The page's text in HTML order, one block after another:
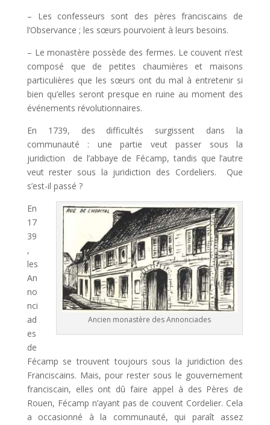
– Les confesseurs sont des pères franciscains de
l’Observance ; les sœurs pourvoient à leurs besoins.
– Le monastère possède des fermes. Le couvent n’est
composé que de petites chaumières et maisons
particulières que les sœurs ont du mal à entretenir si
bien qu’elles seront presque en ruine au moment des
événements révolutionnaires.
En 1739, des difficultés surgissent dans la
communauté : une partie veut passer sous la
juridiction de l’abbaye de Fécamp, tandis que l’autre
veut rester sous la juridiction des Cordeliers. Que
s’est-il passé ?
Ancien monastère des Annonciades
En
17
39
,
les
An
no
nci
ad
es
de
Fécamp se trouvent toujours sous la juridiction des
Franciscains. Mais, pour rester sous le gouvernement
franciscain, elles ont dû faire appel à des Pères de
Rouen, Fécamp n’ayant pas de couvent Cordelier. Cela
a occasionné à la communauté, qui paraît assez